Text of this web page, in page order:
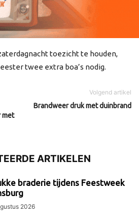
toezicht te houden,
twee extra boa’s nodig.
met
Volgend artikel
Brandweer druk met duinbrand
ARTIKELEN
braderie tijdens Feestweek
2026